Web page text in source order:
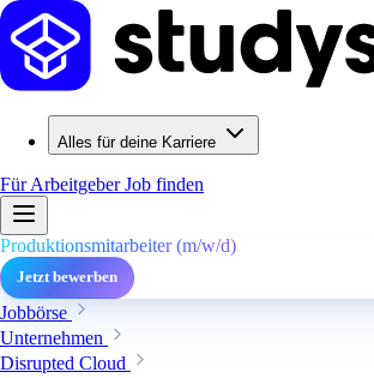
Alles für deine Karriere
Für ArbeitgeberJob finden
Produktionsmitarbeiter (m/w/d)
Jetzt bewerben
Jobbörse
Unternehmen
Disrupted Cloud